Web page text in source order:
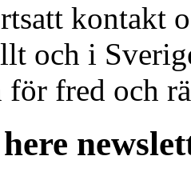
kontakt
och i
för fred och